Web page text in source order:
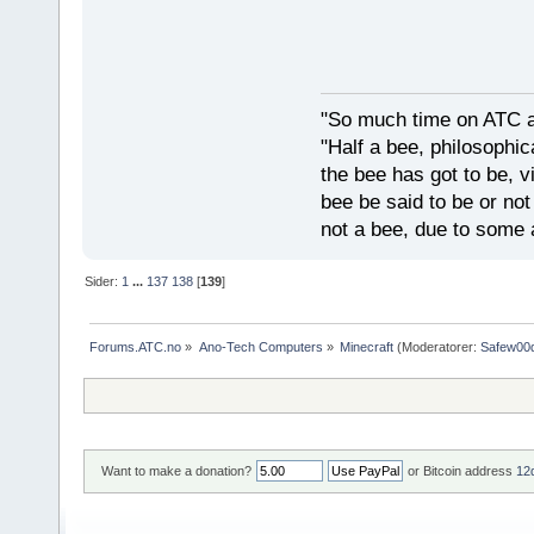
"So much time on ATC
"Half a bee,
the bee has got to be,
bee be said to be or
not a bee, due to some
Sider: 1 ... 137 138 [139]
Forums.ATC.no » Ano-Tech Computers » Minecraft(Moderatorer:
Want to make a donation? or Bitcoin address